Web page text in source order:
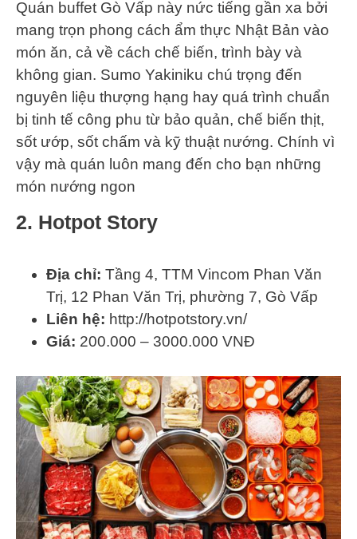
Quán buffet Gò Vấp này nức tiếng gần xa bởi
mang trọn phong cách ẩm thực Nhật Bản vào
món ăn, cả về cách chế biến, trình bày và
không gian. Sumo Yakiniku chú trọng đến
nguyên liệu thượng hạng hay quá trình chuẩn
bị tinh tế công phu từ bảo quản, chế biến thịt,
sốt ướp, sốt chấm và kỹ thuật nướng. Chính vì
vậy mà quán luôn mang đến cho bạn những
món nướng ngon
2. Hotpot Story
Địa chỉ: Tầng 4, TTM Vincom Phan Văn
Trị, 12 Phan Văn Trị, phường 7, Gò Vấp
Liên hệ: http://hotpotstory.vn/
Giá: 200.000 – 3000.000 VNĐ